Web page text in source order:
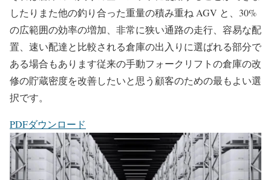
したりまた他の釣り合った重量の積み重ね AGV と、30%
の広範囲の効率の増加、非常に狭い通路の走行、容易な配
置、速い配達と比較される倉庫の出入りに選ばれる部分で
ある場合もあります従来の手動フォークリフトの倉庫の改
修の貯蔵密度を改善したいと思う顧客のための最もよい選
択です。
PDFダウンロード